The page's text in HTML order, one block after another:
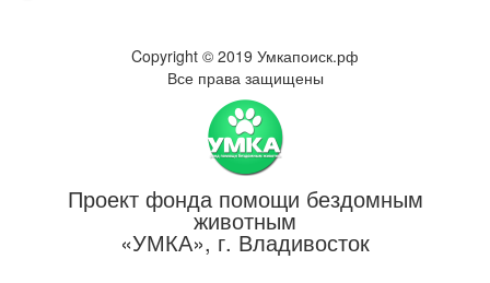
Copyright © 2019 Умкапоиск.рф
Все права защищены
Проект фонда помощи бездомным
животным
«УМКА», г. Владивосток